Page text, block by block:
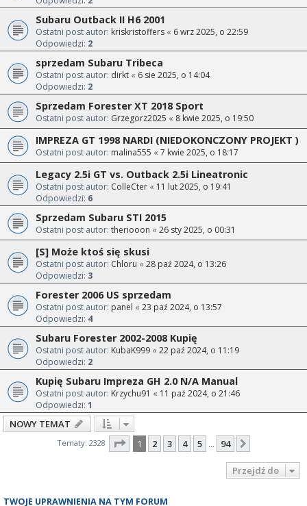
Subaru Outback II H6 2001
Ostatni post autor: kriskristoffers « 6 wrz 2025, o 22:59
Odpowiedzi: 2
sprzedam Subaru Tribeca
Ostatni post autor: dirkt « 6 sie 2025, o 14:04
Odpowiedzi: 2
Sprzedam Forester XT 2018 Sport
Ostatni post autor: Grzegorz2025 « 8 kwie 2025, o 19:50
IMPREZA GT 1998 NARDI (NIEDOKONCZONY PROJEKT )
Ostatni post autor: malina555 « 7 kwie 2025, o 18:17
Legacy 2.5i GT vs. Outback 2.5i Lineatronic
Ostatni post autor: ColleCter « 11 lut 2025, o 19:41
Odpowiedzi: 6
Sprzedam Subaru STI 2015
Ostatni post autor: theriooon « 26 sty 2025, o 00:31
[S] Może ktoś się skusi
Ostatni post autor: Chloru « 28 paź 2024, o 13:26
Odpowiedzi: 3
Forester 2006 US sprzedam
Ostatni post autor: panel « 23 paź 2024, o 13:57
Odpowiedzi: 4
Subaru Forester 2002-2008 Kupię
Ostatni post autor: KubaK999 « 22 paź 2024, o 11:19
Odpowiedzi: 2
Kupię Subaru Impreza GH 2.0 N/A Manual
Ostatni post autor: Krzychu91 « 11 paź 2024, o 21:46
Odpowiedzi: 1
NOWY TEMAT
Tematy: 2328 Strona z94
1 2 3 4 5 94
Przejdź do
TWOJE UPRAWNIENIA NA TYM FORUM